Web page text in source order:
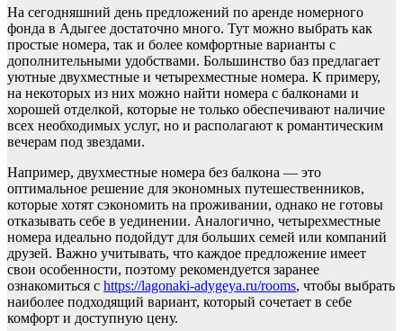
На сегодняшний день предложений по аренде номерного
фонда в Адыгее достаточно много. Тут можно выбрать как
простые номера, так и более комфортные варианты с
дополнительными удобствами. Большинство баз предлагает
уютные двухместные и четырехместные номера. К примеру,
на некоторых из них можно найти номера с балконами и
хорошей отделкой, которые не только обеспечивают наличие
всех необходимых услуг, но и располагают к романтическим
вечерам под звездами.
Например, двухместные номера без балкона — это
оптимальное решение для экономных путешественников,
которые хотят сэкономить на проживании, однако не готовы
отказывать себе в уединении. Аналогично, четырехместные
номера идеально подойдут для больших семей или компаний
друзей. Важно учитывать, что каждое предложение имеет
свои особенности, поэтому рекомендуется заранее
ознакомиться с https://lagonaki-adygeya.ru/rooms, чтобы выбрать
наиболее подходящий вариант, который сочетает в себе
комфорт и доступную цену.